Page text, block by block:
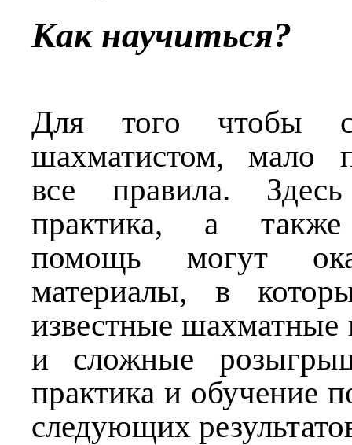
Как научиться?
Для того чтобы
шахматистом, мало
все правила.
практика, а также
помощь могут
материалы, в
известные шахматные
и сложные
практика и обучение
следующих